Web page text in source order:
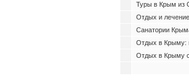
Туры в Крым из
Отдых и
Санатории
Отдых в Крыму:
Отдых в Крыму